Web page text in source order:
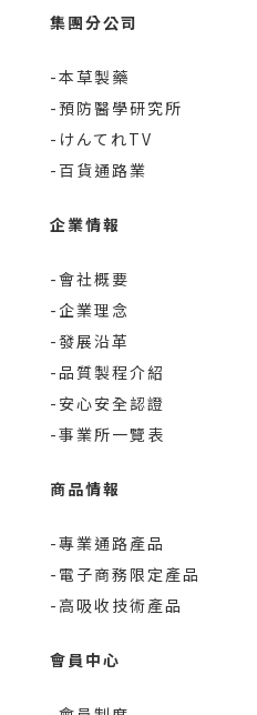
集團分公司
-本草製藥
-預防醫學研究所
-けんてれTV
-百貨通路業
企業情報
-會社概要
-企業理念
-發展沿革
-品質製程介紹
-安心安全認證
-事業所一覽表
商品情報
-專業通路產品
-電子商務限定產品
-高吸收技術產品
會員中心